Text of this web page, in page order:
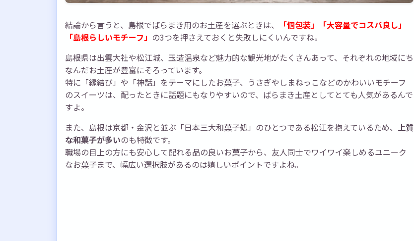
結論から言うと、島根でばらまき用のお土産を選ぶときは、
「個包装」「大容量でコスパ良し」
「島根らしいモチーフ」 の3つを押さえておくと失敗しにくいんですね。
島根県は出雲大社や松江城、玉造温泉など魅力的な観光地がたくさんあって、それぞれの地域にち
なんだお土産が豊富にそろっています。
特に「縁結び」や「神話」をテーマにしたお菓子、うさぎやしまねっこなどのかわいいモチーフ
のスイーツは、配ったときに話題にもなりやすいので、ばらまき土産としてとても人気があるんで
すよ。
また、島根は京都・金沢と並ぶ「日本三大和菓子処」のひとつである松江を抱えているため、 上質
な和菓子が多いのも特徴です。
職場の目上の方にも安心して配れる品の良いお菓子から、友人同士でワイワイ楽しめるユニーク
なお菓子まで、幅広い選択肢があるのは嬉しいポイントですよね。